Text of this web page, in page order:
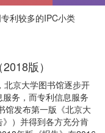
多的IPC小类
版）
京大学图书馆逐步开
务，而专利信息服务
馆发布第一版《北京大
）并得到各方充分肯